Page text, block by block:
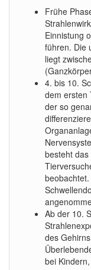
Frühe
Einnistung
führen. Die
liegt
4. bis 10.
dem ersten
der so
besteht
Ab der 10.
des
bei